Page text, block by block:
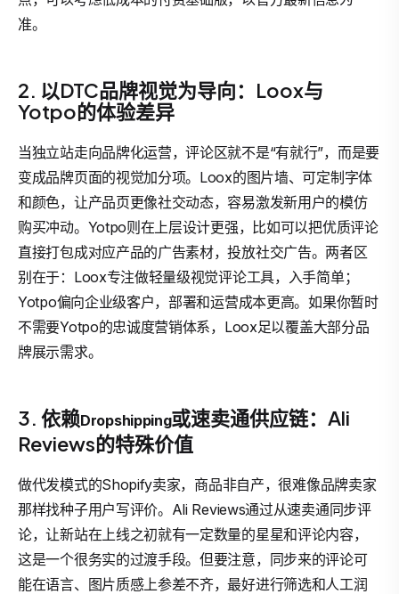
准。
2. 以DTC品牌视觉为导向：Loox与
Yotpo的体验差异
当独立站走向品牌化运营，评论区就不是“有就行”，而是要
变成品牌页面的视觉加分项。Loox的图片墙、可定制字体
和颜色，让产品页更像社交动态，容易激发新用户的模仿
购买冲动。Yotpo则在上层设计更强，比如可以把优质评论
直接打包成对应产品的广告素材，投放社交广告。两者区
别在于：Loox专注做轻量级视觉评论工具，入手简单；
Yotpo偏向企业级客户，部署和运营成本更高。如果你暂时
不需要Yotpo的忠诚度营销体系，Loox足以覆盖大部分品
牌展示需求。
3. 依赖Dropshipping或速卖通供应链：Ali
Reviews的特殊价值
做代发模式的Shopify卖家，商品非自产，很难像品牌卖家
那样找种子用户写评价。Ali Reviews通过从速卖通同步评
论，让新站在上线之初就有一定数量的星星和评论内容，
这是一个很务实的过渡手段。但要注意，同步来的评论可
能在语言、图片质感上参差不齐，最好进行筛选和人工润